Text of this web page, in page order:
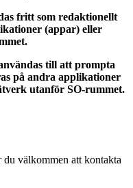
fritt som redaktionellt
(appar) eller
till att prompta
på andra applikationer
utanför SO-rummet.
välkommen att kontakta